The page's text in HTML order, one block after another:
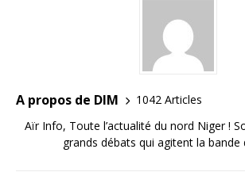
A propos de DIM
1042 Articles
Aïr Info, Toute l’actualité du nord Niger !
grands débats qui agitent la bande